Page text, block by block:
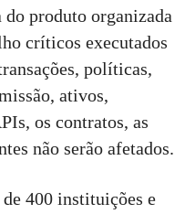
produto organizada
críticos executados
políticas,
ativos,
os contratos, as
não serão afetados.
400 instituições e